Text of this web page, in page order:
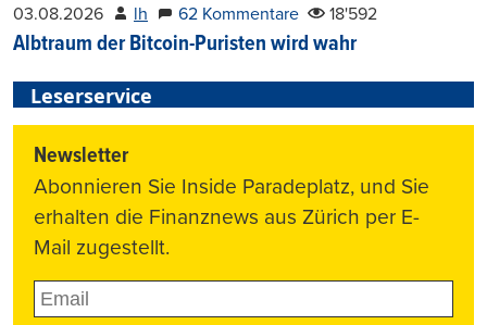
03.08.2026 lh 62 Kommentare 18'592
Albtraum der Bitcoin-Puristen wird wahr
Leserservice
Newsletter
Abonnieren Sie Inside Paradeplatz, und Sie
erhalten die Finanznews aus Zürich per E-
Mail zugestellt.